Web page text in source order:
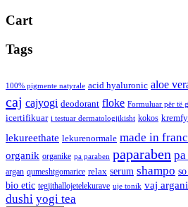
Cart
Tags
100% pigmente natyrale acid hyaluronic aloe
caj cajyogi deodorant floke Formuluar për të
icertifikuar i testuar dermatologjikisht kokos
lekureethate lekurenormale made in
organik organike pa paraben paparaben
argan qumeshtgomarice relax serum shampo
bio etic tegjithallojetelekurave uje tonik vaj argani
dushi yogi tea